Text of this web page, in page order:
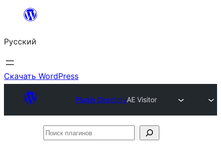
Перейти
содержимому
Русский
Скачать WordPress
Plugin DirectoryAE Visitor
Поиск